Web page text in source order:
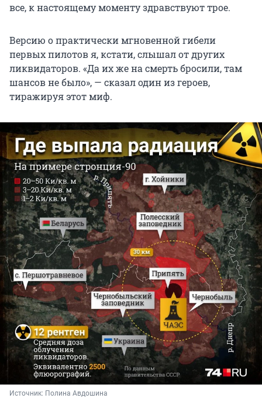
все, к настоящему моменту здравствуют трое.
Версию о практически мгновенной гибели
первых пилотов я, кстати, слышал от других
ликвидаторов. «Да их же на смерть бросили, там
шансов не было», — сказал один из героев,
тиражируя этот миф.
Источник: Полина Авдошина